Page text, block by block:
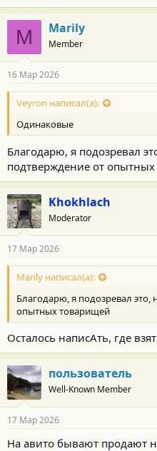
M Marily
Member
16 Мар 2026
Veyron написал(а):
Одинаковые
Благодарю, я подозревал
подтверждение от
Khokhlach
Moderator
17 Мар 2026
Marily написал(а):
Благодарю, я подозревал это,
опытных товарищей
Осталось написАть, где
пользователь
Well-Known Member
17 Мар 2026
На авито бывают продают